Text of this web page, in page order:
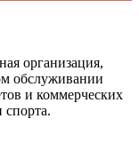
организация,
обслуживании
и коммерческих
спорта.